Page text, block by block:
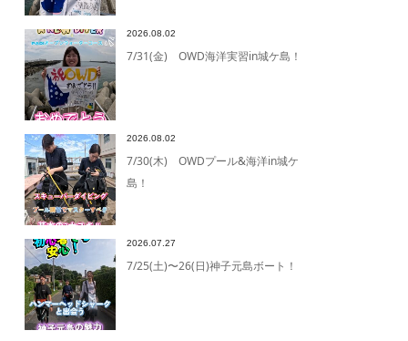
2026.08.02
7/31(金) OWD海洋実習in城ケ島！
2026.08.02
7/30(木) OWDプール&海洋in城ケ
島！
2026.07.27
7/25(土)〜26(日)神子元島ボート！